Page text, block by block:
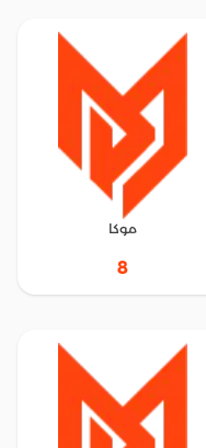
موكا
8